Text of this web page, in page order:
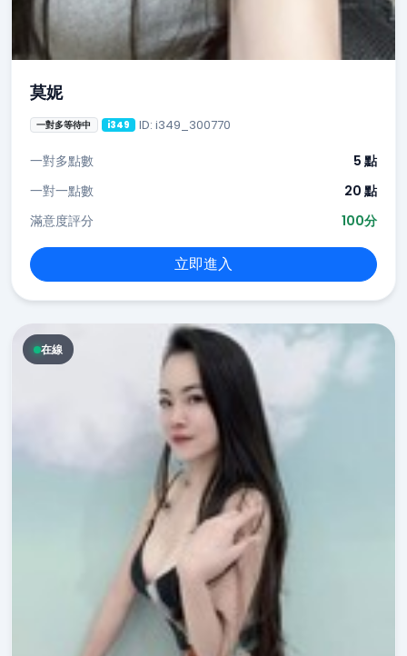
莫妮
一對多等待中 i349 ID: i349_300770
一對多點數
5 點
一對一點數
20 點
滿意度評分
100分
立即進入
在線